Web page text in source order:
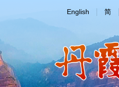
English 简